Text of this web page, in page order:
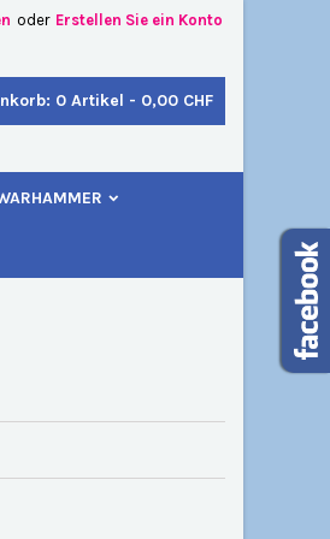
oder Erstellen Sie ein Konto
0 Artikel - 0,00 CHF